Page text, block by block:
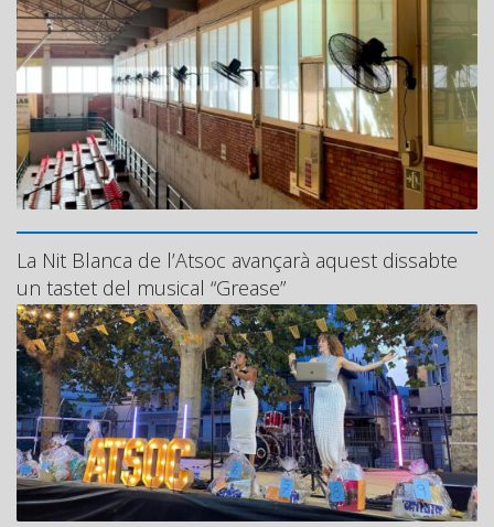
La Nit Blanca de l’Atsoc avançarà aquest dissabte
un tastet del musical “Grease”